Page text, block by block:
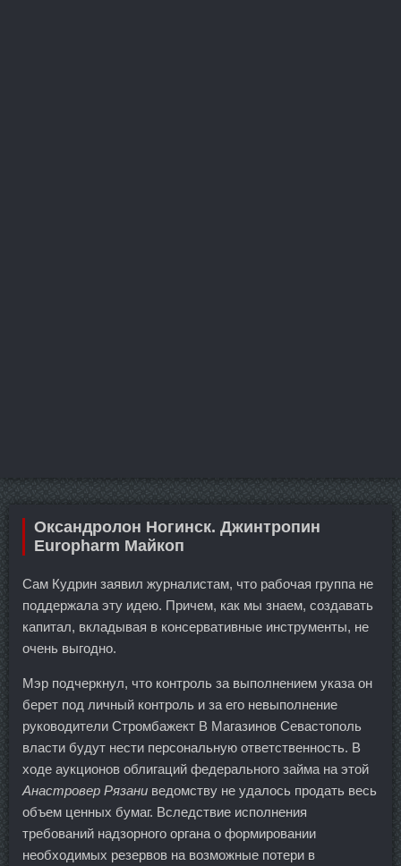
Оксандролон Ногинск. Джинтропин
Europharm Майкоп
Сам Кудрин заявил журналистам, что рабочая группа не
поддержала эту идею. Причем, как мы знаем, создавать
капитал, вкладывая в консервативные инструменты, не
очень выгодно.
Мэр подчеркнул, что контроль за выполнением указа он
берет под личный контроль и за его невыполнение
руководители Стромбажект В Магазинов Севастополь
власти будут нести персональную ответственность. В
ходе аукционов облигаций федерального займа на этой
Анастровер Рязани ведомству не удалось продать весь
объем ценных бумаг. Вследствие исполнения
требований надзорного органа о формировании
необходимых резервов на возможные потери в